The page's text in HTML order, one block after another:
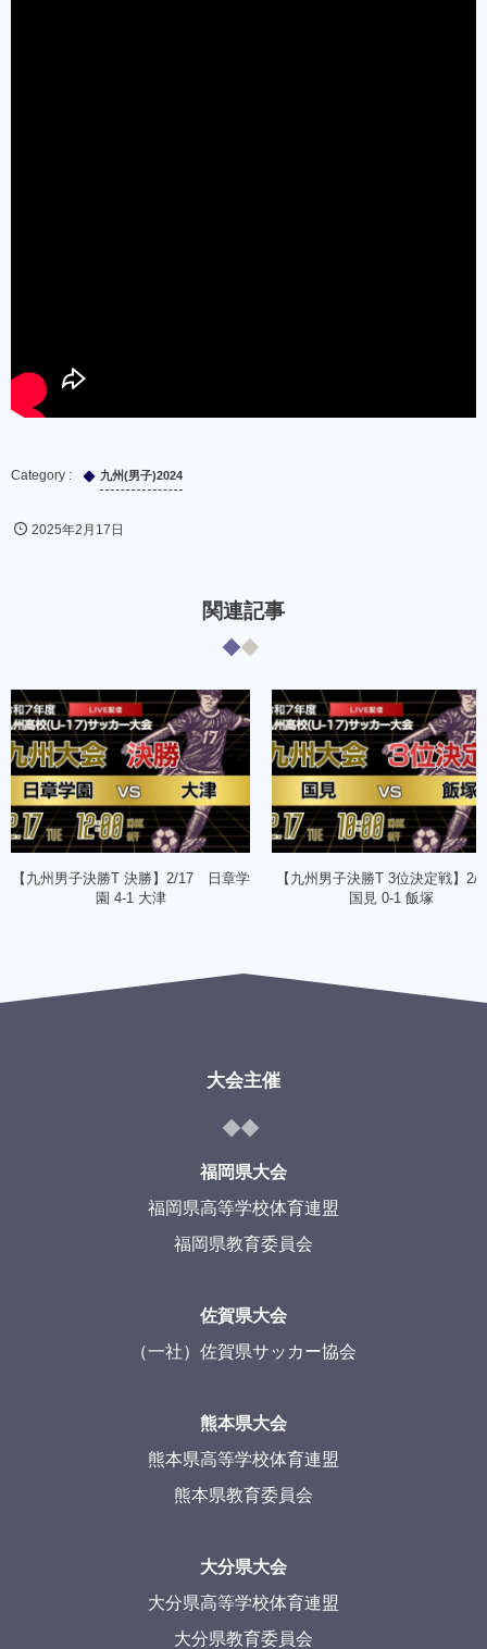
九州(男子)2024
2025年2月17日
関連記事
【九州男子決勝T 決勝】2/17 日章学
園 4-1 大津
【九州男子決勝T 3位決定戦】
国見 0-1 飯塚
大会主催
福岡県大会
福岡県高等学校体育連盟
福岡県教育委員会
佐賀県大会
（一社）佐賀県サッカー協会
熊本県大会
熊本県高等学校体育連盟
熊本県教育委員会
大分県大会
大分県高等学校体育連盟
大分県教育委員会